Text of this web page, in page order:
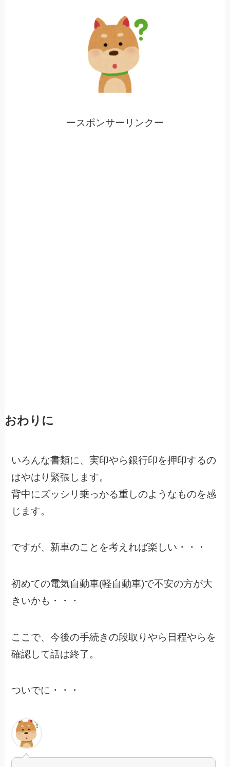
ースポンサーリンクー
おわりに
いろんな書類に、実印やら銀行印を押印するの
はやはり緊張します。
背中にズッシリ乗っかる重しのようなものを感
じます。
ですが、新車のことを考えれば楽しい・・・
初めての電気自動車(軽自動車)で不安の方が大
きいかも・・・
ここで、今後の手続きの段取りやら日程やらを
確認して話は終了。
ついでに・・・